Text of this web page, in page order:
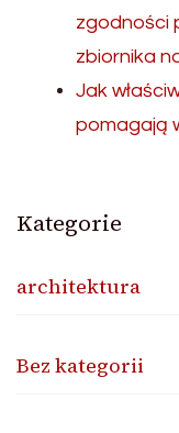
zgodności
zbiornika
Jak
pomagają
Kategorie
architektura
Bez kategorii